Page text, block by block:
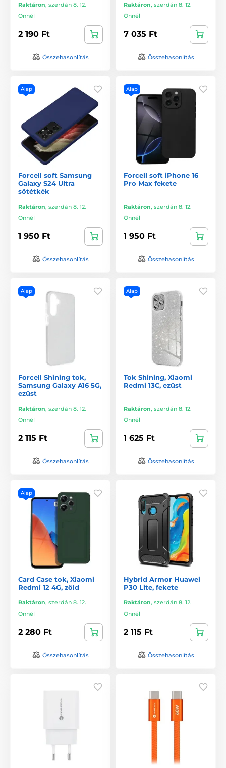
Raktáron, szerdán 8. 12.
Önnél
2 190 Ft
Összehasonlítás
Raktáron, szerdán 8. 12.
Önnél
7 035 Ft
Összehasonlítás
Alap
Forcell soft Samsung
Galaxy S24 Ultra
sötétkék
Raktáron, szerdán 8. 12.
Önnél
1 950 Ft
Összehasonlítás
Alap
Forcell soft iPhone 16
Pro Max fekete
Raktáron, szerdán 8. 12.
Önnél
1 950 Ft
Összehasonlítás
Alap
Forcell Shining tok,
Samsung Galaxy A16 5G,
ezüst
Raktáron, szerdán 8. 12.
Önnél
2 115 Ft
Összehasonlítás
Alap
Tok Shining, Xiaomi
Redmi 13C, ezüst
Raktáron, szerdán 8. 12.
Önnél
1 625 Ft
Összehasonlítás
Alap
Card Case tok, Xiaomi
Redmi 12 4G, zöld
Raktáron, szerdán 8. 12.
Önnél
2 280 Ft
Összehasonlítás
Hybrid Armor Huawei
P30 Lite, fekete
Raktáron, szerdán 8. 12.
Önnél
2 115 Ft
Összehasonlítás